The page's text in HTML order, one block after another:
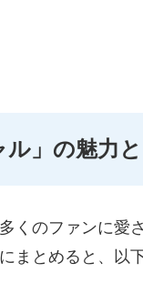
ル」の魅力
くのファンに
まとめると、以